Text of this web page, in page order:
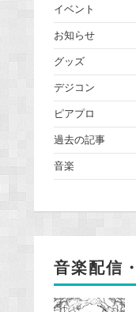
イベント
お知らせ
グッズ
デジコン
ピアプロ
過去の記事
音楽
音楽配信